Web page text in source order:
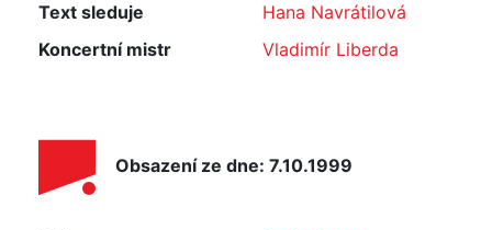
Text sleduje
Hana Navrátilová
Koncertní mistr
Vladimír Liberda
Obsazení ze dne: 7.10.1999